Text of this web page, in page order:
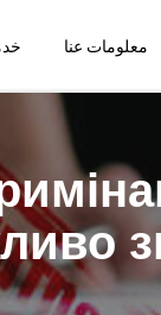
معلومات عنا